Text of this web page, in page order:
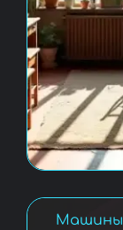
Машины